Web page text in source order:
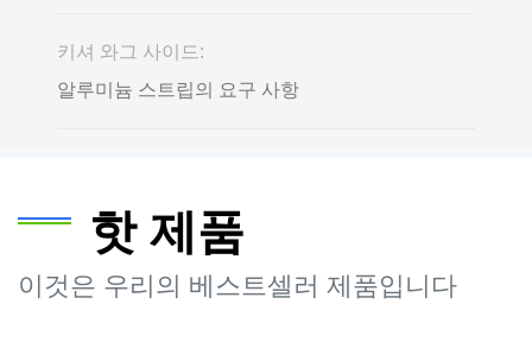
키셔 와그 사이드:
알루미늄 스트립의 요구 사항
핫 제품
이것은 우리의 베스트셀러 제품입니다